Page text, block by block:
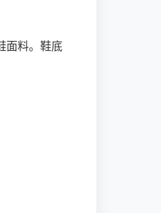
面料。鞋底